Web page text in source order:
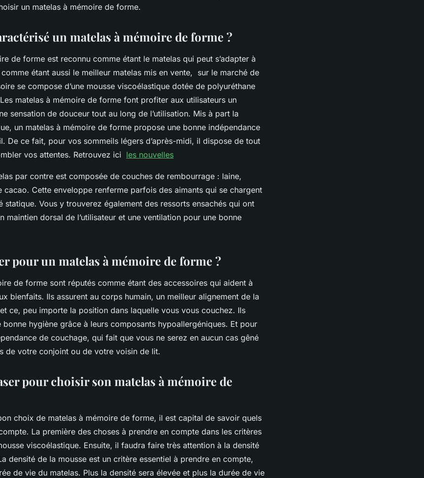
un matelas à mémoire de forme.
un matelas à mémoire de forme ?
de forme est reconnu comme étant le matelas qui peut s’adapter à
étant aussi le meilleur matelas mis en vente, sur le marché de
se compose d’une mousse viscoélastique dotée de polyuréthane
matelas à mémoire de forme font profiter aux utilisateurs un
sensation de douceur tout au long de l’utilisation. Mis à part la
un matelas à mémoire de forme propose une bonne indépendance
De ce fait, pour vos sommeils légers d’après-midi, il dispose de tout
vos attentes. Retrouvez ici les nouvelles
par contre est composée de couches de rembourrage : laine,
Cette enveloppe renferme parfois des aimants qui se chargent
statique. Vous y trouverez également des ressorts ensachés qui ont
maintien dorsal de l’utilisateur et une ventilation pour une bonne
pour un matelas à mémoire de forme ?
de forme sont réputés comme étant des accessoires qui aident à
bienfaits. Ils assurent au corps humain, un meilleur alignement de la
ce, peu importe la position dans laquelle vous vous couchez. Ils
bonne hygiène grâce à leurs composants hypoallergéniques. Et pour
de couchage, qui fait que vous ne serez en aucun cas gêné
de votre conjoint ou de votre voisin de lit.
pour choisir son matelas à mémoire de
choix de matelas à mémoire de forme, il est capital de savoir quels
La première des choses à prendre en compte dans les critères
viscoélastique. Ensuite, il faudra faire très attention à la densité
densité de la mousse est un critère essentiel à prendre en compte,
de vie du matelas. Plus la densité sera élevée et plus la durée de vie